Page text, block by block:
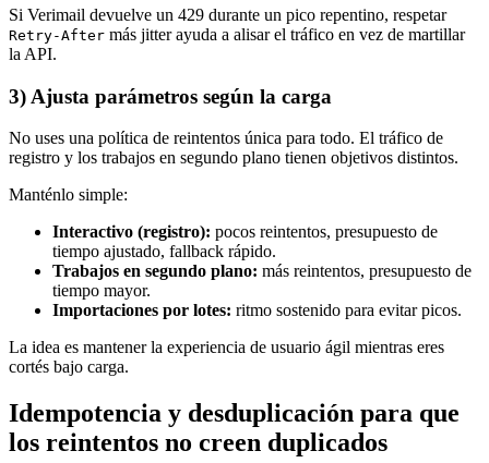
Si Verimail devuelve un 429 durante un pico repentino, respetar
Retry-After más jitter ayuda a alisar el tráfico en vez de martillar
la API.
3) Ajusta parámetros según la carga
No uses una política de reintentos única para todo. El tráfico de
registro y los trabajos en segundo plano tienen objetivos distintos.
Manténlo simple:
Interactivo (registro): pocos reintentos, presupuesto de
tiempo ajustado, fallback rápido.
Trabajos en segundo plano: más reintentos, presupuesto de
tiempo mayor.
Importaciones por lotes: ritmo sostenido para evitar picos.
La idea es mantener la experiencia de usuario ágil mientras eres
cortés bajo carga.
Idempotencia y desduplicación para que
los reintentos no creen duplicados